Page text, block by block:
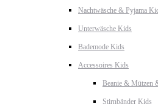
Nachtwäsche & Pyjama
Unterwäsche Kids
Bademode Kids
Accessoires Kids
Beanie & Mützen
Stirnbänder Kids